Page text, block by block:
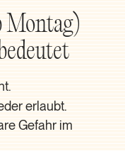
Montag)
erlaubt.
Gefahr im